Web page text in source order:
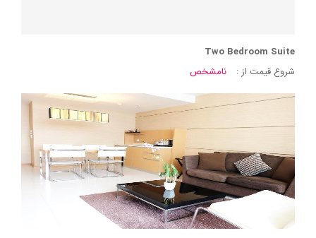
Two Bedroom Suite
شروع قیمت از :
نامشخص